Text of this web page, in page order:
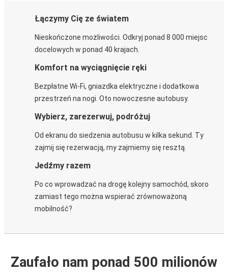
Łączymy Cię ze światem
Nieskończone możliwości. Odkryj ponad 8 000 miejsc
docelowych w ponad 40 krajach.
Komfort na wyciągnięcie ręki
Bezpłatne Wi-Fi, gniazdka elektryczne i dodatkowa
przestrzeń na nogi. Oto nowoczesne autobusy.
Wybierz, zarezerwuj, podróżuj
Od ekranu do siedzenia autobusu w kilka sekund. Ty
zajmij się rezerwacją, my zajmiemy się resztą.
Jedźmy razem
Po co wprowadzać na drogę kolejny samochód, skoro
zamiast tego można wspierać zrównoważoną
mobilność?
Zaufało nam ponad 500 milionów